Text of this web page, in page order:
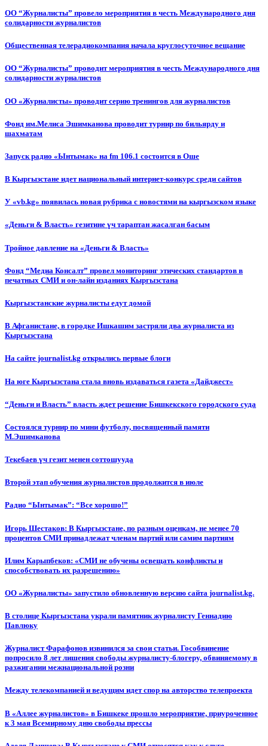
ОО “Журналисты” провело мероприятия в честь Международного дня
солидарности журналистов
Общественная телерадиокомпания начала круглосуточное вещание
ОО “Журналисты” проводит мероприятия в честь Международного дня
солидарности журналистов
ОО «Журналисты» проводит серию тренингов для журналистов
Фонд им.Мелиса Эшимканова проводит турнир по бильярду и
шахматам
Запуск радио «Ынтымак» на fm 106.1 состоится в Оше
В Кыргызстане идет национальный интернет-конкурс среди сайтов
У «vb.kg» появилась новая рубрика с новостями на кыргызском языке
«Деньги & Власть» гезитине үч тараптан жасалган басым
Тройное давление на «Деньги & Власть»
Фонд “Медиа Консалт” провел мониторинг этических стандартов в
печатных СМИ и он-лайн изданиях Кыргызстана
Кыргызстанские журналисты едут домой
В Афганистане, в городке Ишкашим застряли два журналиста из
Кыргызстана
На сайте journalist.kg открылись первые блоги
На юге Кыргызстана стала вновь издаваться газета «Дайджест»
“Деньги и Власть” власть ждет решение Бишкекского городского суда
Состоялся турнир по мини футболу, посвященный памяти
М.Эшимканова
Текебаев үч гезит менен соттошууда
Второй этап обучения журналистов продолжится в июле
Радио “Ынтымак”: “Все хорошо!”
Игорь Шестаков: В Кыргызстане, по разным оценкам, не менее 70
процентов СМИ принадлежат членам партий или самим партиям
Илим Карыпбеков: «СМИ не обучены освещать конфликты и
способствовать их разрешению»
ОО «Журналисты» запустило обновленную версию сайта journalist.kg.
В столице Кыргызстана украли памятник журналисту Геннадию
Павлюку
Журналист Фарафонов извинился за свои статьи. Гособвинение
попросило 8 лет лишения свободы журналисту-блогеру, обвиняемому в
разжигании межнациональной розни
Между телекомпанией и ведущим идет спор на авторство телепроекта
В «Аллее журналистов» в Бишкеке прошло мероприятие, приуроченное
к 3 мая Всемирному дню свободы прессы